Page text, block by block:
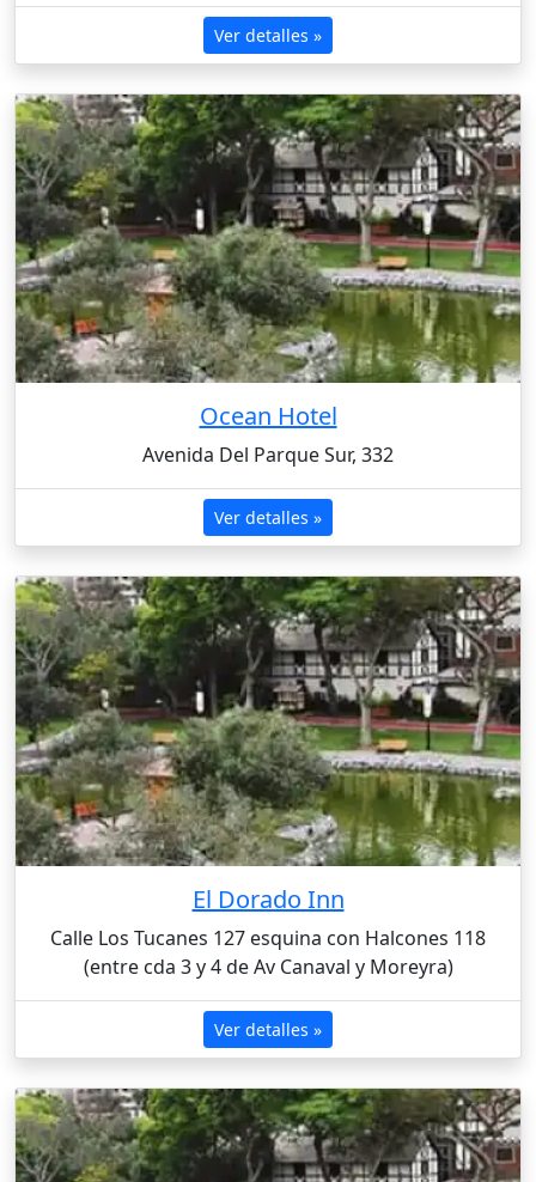
Ver detalles »
Ocean Hotel
Avenida Del Parque Sur, 332
Ver detalles »
El Dorado Inn
Calle Los Tucanes 127 esquina con Halcones 118
(entre cda 3 y 4 de Av Canaval y Moreyra)
Ver detalles »